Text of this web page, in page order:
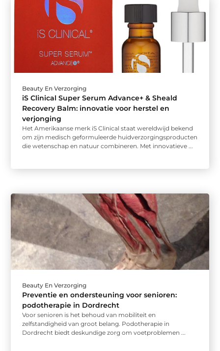
Beauty En Verzorging
iS Clinical Super Serum Advance+ & Sheald
Recovery Balm: innovatie voor herstel en
verjonging
Het Amerikaanse merk iS Clinical staat wereldwijd bekend
om zijn medisch geformuleerde huidverzorgingsproducten
die wetenschap en natuur combineren. Met innovatieve ...
Beauty En Verzorging
Preventie en ondersteuning voor senioren:
podotherapie in Dordrecht
Voor senioren is het behoud van mobiliteit en
zelfstandigheid van groot belang. Podotherapie in
Dordrecht biedt deskundige zorg om voetproblemen ...